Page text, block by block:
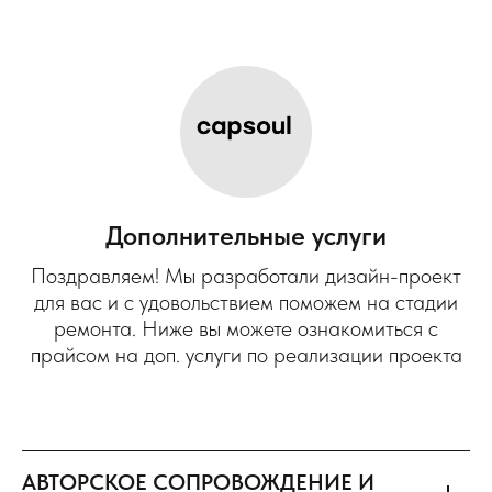
Дополнительные услуги
Поздравляем! Мы разработали дизайн-проект
для вас и с удовольствием поможем на стадии
ремонта. Ниже вы можете ознакомиться с
прайсом на доп. услуги по реализации проекта
АВТОРСКОЕ СОПРОВОЖДЕНИЕ И